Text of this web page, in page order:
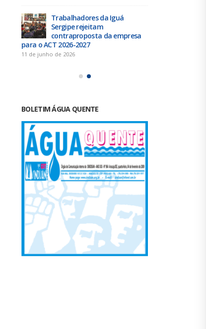
Trabalhadores da Iguá
Sergipe rejeitam
contraproposta da empresa
para o ACT 2026-2027
11 de junho de 2026
BOLETIM ÁGUA QUENTE